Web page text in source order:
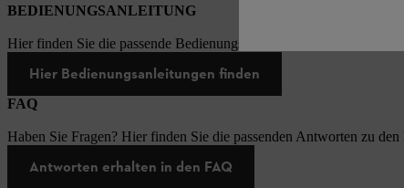
BEDIENUNGSANLEITUNG
Hier finden Sie die passende Bedienungsanleitungen zu unseren
Hier Bedienungsanleitungen finden
FAQ
Haben Sie Fragen? Hier finden Sie die passenden Antworten zu den
Antworten erhalten in den FAQ